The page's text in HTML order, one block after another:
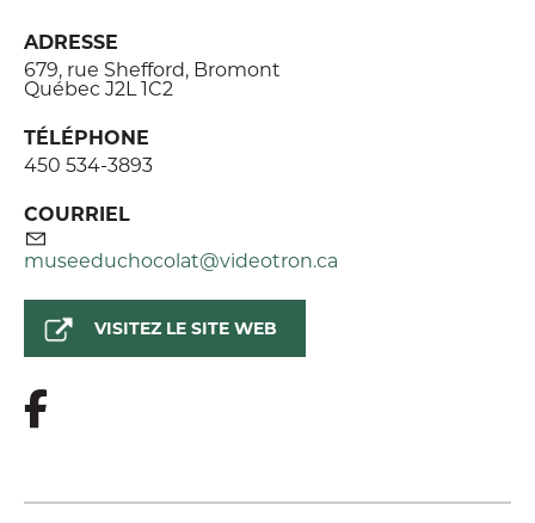
ADRESSE
679, rue Shefford, Bromont
Québec J2L 1C2
TÉLÉPHONE
450 534-3893
COURRIEL
museeduchocolat@videotron.ca
VISITEZ LE SITE WEB